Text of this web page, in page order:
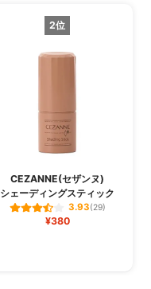
2位
CEZANNE(セザンヌ)
シェーディングスティック
3.93(29)
¥380